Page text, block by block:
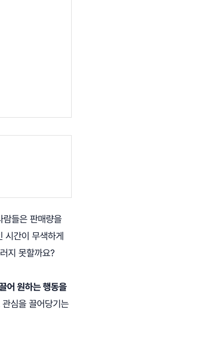
람들은 판매량을
시간이 무색하게
지 못할까요?
어 원하는 행동을
심을 끌어당기는